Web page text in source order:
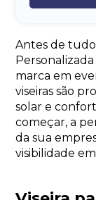
Antes de
marca em
viseiras são
solar e
começar, a
da sua
visibilidade